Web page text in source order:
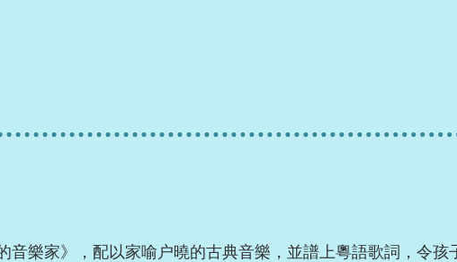
音樂家》，配以家喻户曉的古典音樂，並譜上粵語歌詞，令孩